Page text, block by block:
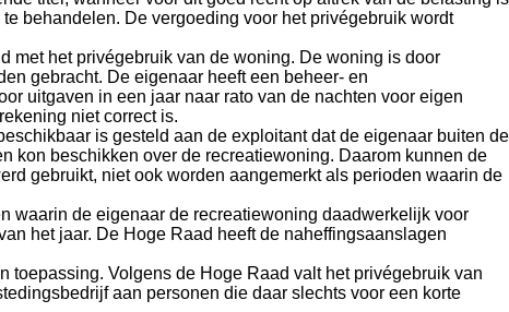
behandelen. De vergoeding voor het privégebruik wordt
met het privégebruik van de woning. De woning is door
gebracht. De eigenaar heeft een beheer- en
uitgaven in een jaar naar rato van de nachten voor eigen
niet correct is.
is gesteld aan de exploitant dat de eigenaar buiten de
kon beschikken over de recreatiewoning. Daarom kunnen de
gebruikt, niet ook worden aangemerkt als perioden waarin de
waarin de eigenaar de recreatiewoning daadwerkelijk voor
het jaar. De Hoge Raad heeft de naheffingsaanslagen
Volgens de Hoge Raad valt het privégebruik van
aan personen die daar slechts voor een korte